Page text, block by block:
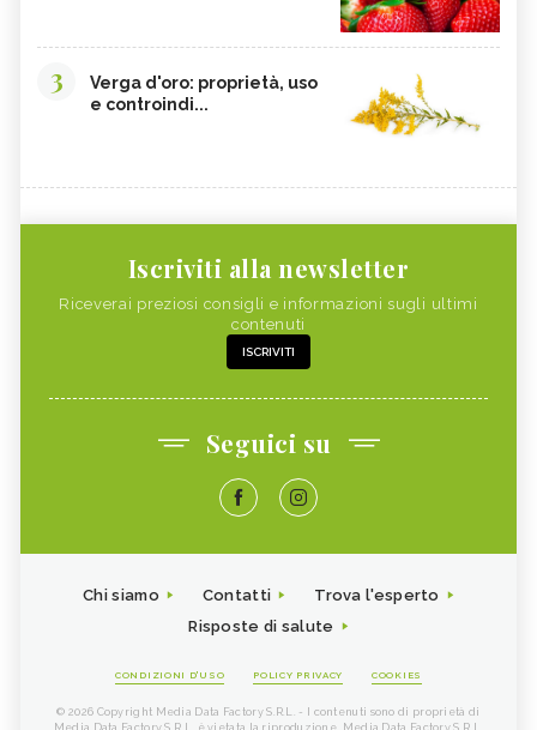
3
Verga d'oro: proprietà, uso
e controindi...
Iscriviti alla newsletter
Riceverai preziosi consigli e informazioni sugli ultimi
contenuti
ISCRIVITI
Seguici su
Chi siamo Contatti
Trova l'esperto
Risposte di salute
CONDIZIONI D'USO POLICY PRIVACY COOKIES
© 2026 Copyright Media Data Factory S.R.L. - I contenuti sono di proprietà di
Media Data Factory S.R.L, è vietata la riproduzione. Media Data Factory S.R.L.